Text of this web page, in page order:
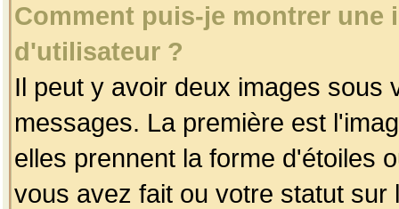
Comment puis-je montrer une
d'utilisateur ?
Il peut y avoir deux images sous
messages. La première est
elles prennent la forme d'étoiles
vous avez fait ou votre statut